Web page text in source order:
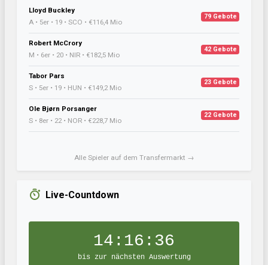
Lloyd Buckley
A • 5er • 19 • SCO • €116,4 Mio
79 Gebote
Robert McCrory
M • 6er • 20 • NIR • €182,5 Mio
42 Gebote
Tabor Pars
S • 5er • 19 • HUN • €149,2 Mio
23 Gebote
Ole Bjørn Porsanger
S • 8er • 22 • NOR • €228,7 Mio
22 Gebote
Alle Spieler auf dem Transfermarkt →
Live-Countdown
14:16:35
bis zur nächsten Auswertung